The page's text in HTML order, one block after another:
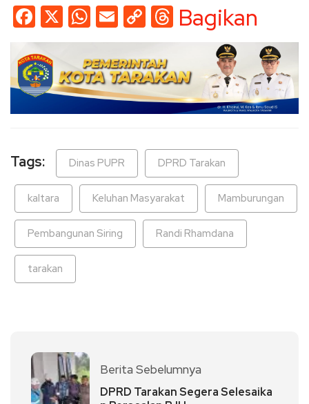
Facebook
X WhatsApp
EmailCopy
Link
Threads
Bagikan
Tags: Dinas PUPR DPRD Tarakan
kaltara Keluhan Masyarakat Mamburungan
Pembangunan Siring Randi Rhamdana
tarakan
Berita Sebelumnya
DPRD Tarakan Segera Selesaika